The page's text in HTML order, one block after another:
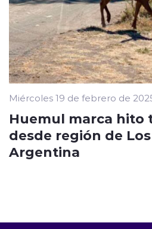
Miércoles 19 de febrero de
Huemul marca hito
desde región de
Argentina